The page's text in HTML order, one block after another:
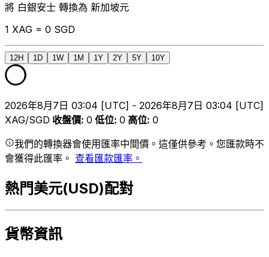
將 白銀安士 轉換為 新加坡元
1 XAG = 0 SGD
12H 1D 1W 1M 1Y 2Y 5Y 10Y
2026年8月7日 03:04 [UTC] - 2026年8月7日 03:04 [UTC]
XAG/SGD 收盤價: 0 低位: 0 高位: 0
我們的轉換器會使用匯率中間價。這僅供參考。您匯款時不
會獲得此匯率。 查看匯款匯率。
熱門美元(USD)配對
貨幣資訊